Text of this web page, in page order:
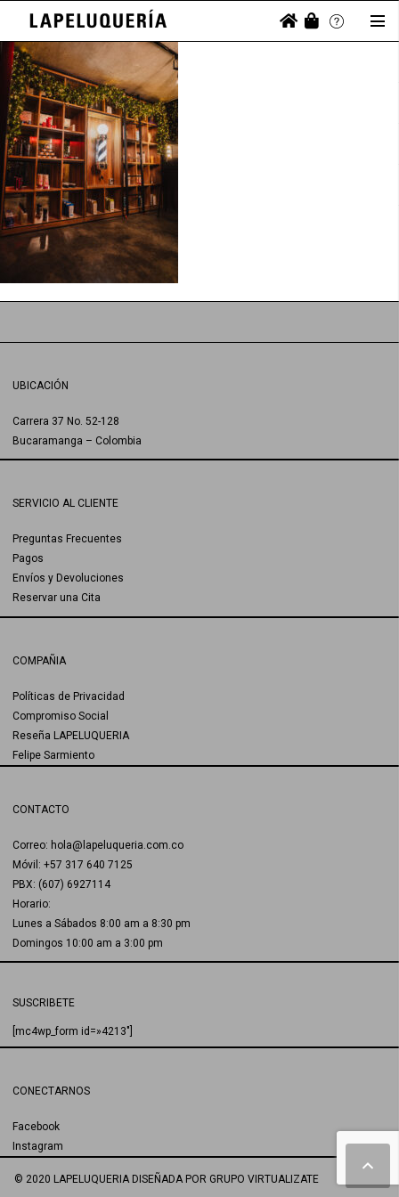
UBICACIÓN
Carrera 37 No. 52-128
Bucaramanga – Colombia
SERVICIO AL CLIENTE
Preguntas Frecuentes
Pagos
Envíos y Devoluciones
Reservar una Cita
COMPAÑIA
Políticas de Privacidad
Compromiso Social
Reseña LAPELUQUERIA
Felipe Sarmiento
CONTACTO
Correo: hola@lapeluqueria.com.co
Móvil: +57 317 640 7125
PBX: (607) 6927114
Horario:
Lunes a Sábados 8:00 am a 8:30 pm
Domingos 10:00 am a 3:00 pm
SUSCRIBETE
[mc4wp_form id=»4213″]
CONECTARNOS
Facebook
Instagram
© 2020 LAPELUQUERIA DISEÑADA POR GRUPO VIRTUALIZATE